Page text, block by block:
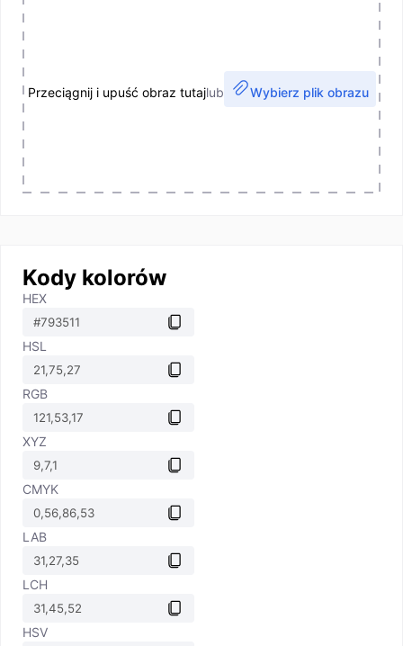
Przeciągnij i upuść obraz tutajlub Wybierz plik obrazu
Kody kolorów
HEX
HSL
RGB
XYZ
CMYK
LAB
LCH
HSV